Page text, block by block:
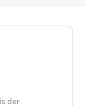
der